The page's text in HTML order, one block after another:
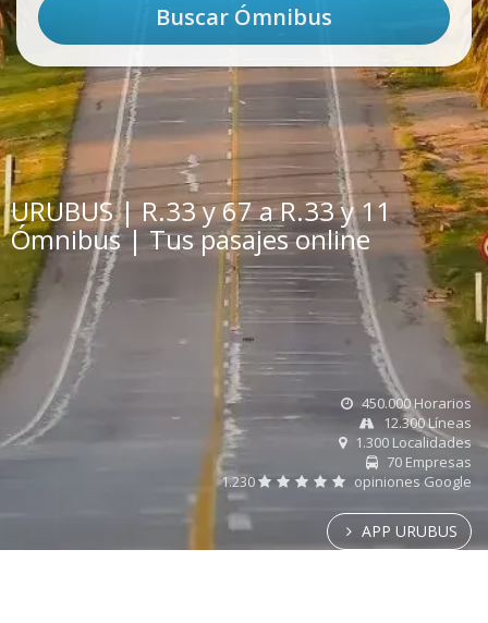
URUBUS | R.33 y 67 a R.33 y 11
Ómnibus | Tus pasajes online
450.000 Horarios
12.300 Líneas
1.300 Localidades
70 Empresas
1.230
opiniones Google
APP URUBUS